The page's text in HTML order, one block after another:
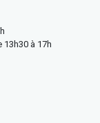
13h30 à 17h